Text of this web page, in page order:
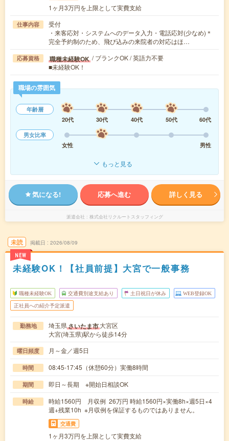
1ヶ月3万円を上限として実費支給
仕事内容
受付
・来客応対・システムへのデータ入力・電話応対(少なめ)＊
完全予約制のため、飛び込みの来院者の対応はほ…
応募資格 職種未経験OK / ブランクOK / 英語力不要
■未経験OK！
職場の雰囲気
年齢層
20代
30代 40代 50代
60代
男女比率
女性
男性
もっと見る
気になる! 応募へ進む 詳しく見る
派遣会社 株式会社リクルートスタッフィング
未読
NEW
掲載日 2026/08/09
未経験OK！【社員前提】大宮で一般事務
職種未経験OK 交通費別途支給あり 土日祝日が休み WEB登録OK
正社員への紹介予定派遣
勤務地 埼玉県さいたま市大宮区
大宮(埼玉県)駅から徒歩14分
曜日頻度 月～金／週5日
時間 08:45-17:45（休憩60分）実働8時間
期間 即日～長期 ※開始日相談OK
時給
時給1560円 月収例 26万円 時給1560円×実働8h×週5日×4
週+残業10h ※月収例を保証するものではありません。
交通費
1ヶ月3万円を上限として実費支給